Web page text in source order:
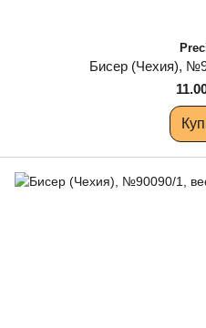
Бисер (Чехия),